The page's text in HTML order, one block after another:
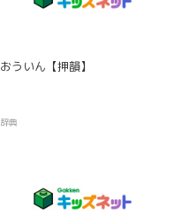
おういん【押韻】
辞典